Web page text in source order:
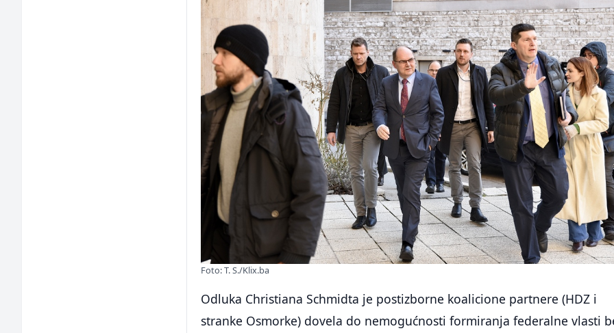
Foto: T. S./Klix.ba
Odluka Christiana Schmidta je postizborne koalicione partnere (HDZ i
stranke Osmorke) dovela do nemogućnosti formiranja federalne vlasti